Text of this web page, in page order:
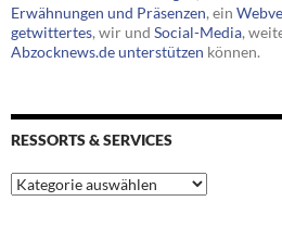
Erwähnungen und Präsenzen, ein
getwittertes, wir und Social-Media,
Abzocknews.de unterstützen können.
RESSORTS & SERVICES
Ressorts
&